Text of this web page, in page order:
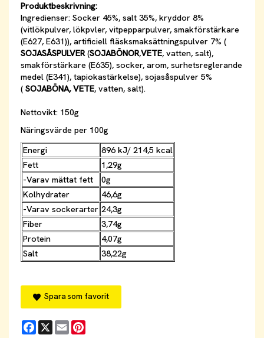
Produktbeskrivning:
Ingredienser: Socker 45%, salt 35%, kryddor 8%
(vitlökpulver, lökpvler, vitpepparpulver, smakförstärkare
(E627, E631)), artificiell fläsksmaksättningspulver 7% (
SOJASÅSPULVER(SOJABÖNOR,VETE, vatten, salt),
smakförstärkare (E635), socker, arom, surhetsreglerande
medel (E341), tapiokastärkelse), sojasåspulver 5%
( SOJABÖNA, VETE, vatten, salt).
Nettovikt: 150g
Näringsvärde per 100g
Energi
896 kJ/ 214,5 kcal
Fett
1,29g
-Varav mättat fett
0g
Kolhydrater
46,6g
-Varav sockerarter 24,3g
Fiber
3,74g
Protein
4,07g
Salt
38,22g
Spara som favorit
Facebook
X Email